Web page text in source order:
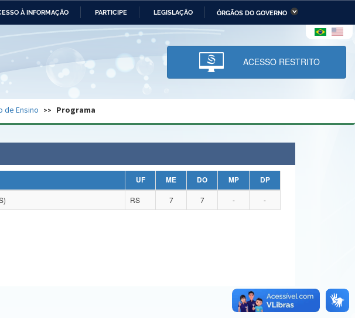
À INFORMAÇÃO PARTICIPE LEGISLAÇÃO ÓRGÃOS DO GOVERNO
Relações Ministério da Economia Ministério da Infraestrutura
Ministério da Ciência,
Tecnologia, Inovações e
Comunicações
e dos Direitos Humanos
do Brasil Planalto
ACESSO RESTRITO
de Ensino Programa
UF ME DO MP
DP
RS 7 7 - -